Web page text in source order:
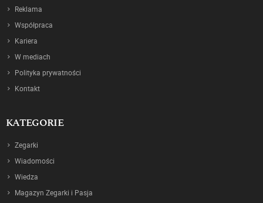
Reklama
Współpraca
Kariera
W mediach
Polityka prywatności
Kontakt
KATEGORIE
Zegarki
Wiadomości
Wiedza
Magazyn Zegarki i Pasja